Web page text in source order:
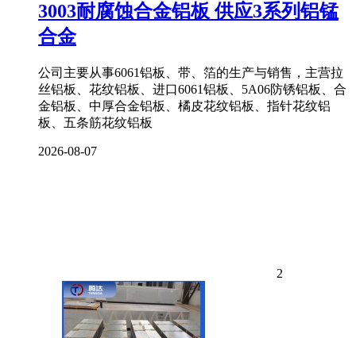
3003耐腐蚀合金铝板 供应3系列铝锰
合金
公司主要从事6061铝板、带、箔的生产与销售，主营拉
丝铝板、花纹铝板、进口6061铝板、5A06防锈铝板、合
金铝板、中厚合金铝板、橘皮花纹铝板、指针花纹铝
板、五条筋花纹铝板
2026-08-07
2